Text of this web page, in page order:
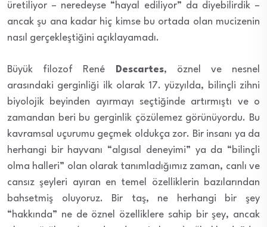
üretiliyor – neredeyse “hayal ediliyor” da diyebilirdik –
ancak şu ana kadar hiç kimse bu ortada olan mucizenin
nasıl gerçekleştiğini açıklayamadı.
Büyük filozof René Descartes, öznel ve nesnel
arasındaki gerginliği ilk olarak 17. yüzyılda, bilinçli zihni
biyolojik beyinden ayırmayı seçtiğinde artırmıştı ve o
zamandan beri bu gerginlik çözülemez görünüyordu. Bu
kavramsal uçurumu geçmek oldukça zor. Bir insanı ya da
herhangi bir hayvanı “algısal deneyimi” ya da “bilinçli
olma halleri” olan olarak tanımladığımız zaman, canlı ve
cansız şeyleri ayıran en temel özelliklerin bazılarından
bahsetmiş oluyoruz. Bir taş, ne herhangi bir şey
“hakkında” ne de öznel özelliklere sahip bir şey, ancak